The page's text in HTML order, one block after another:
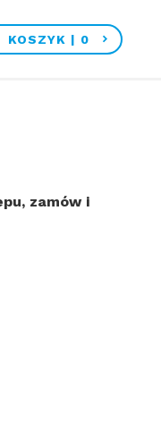
KOSZYK 0
zamów i